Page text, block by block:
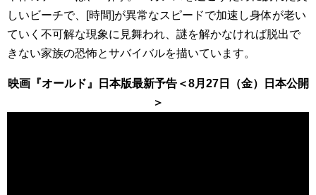
しいビーチで、[時間]が異常なスピードで加速し身体が老い
ていく不可解な現象に見舞われ、謎を解かなければ脱出で
きない家族の恐怖とサバイバルを描いています。
映画『オールド』日本版最新予告＜8月27日（金）日本公開
＞